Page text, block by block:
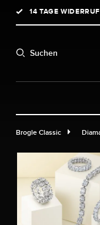
Zur
14 TAGE
Suchen
Brogle Classic